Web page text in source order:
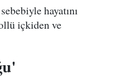
hayatını
içkiden ve